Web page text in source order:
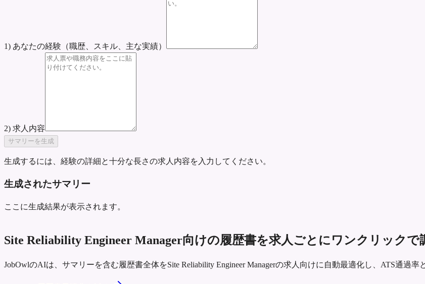
1) あなたの経験（職歴、スキル、主な実績）
2) 求人内容
サマリーを生成
生成するには、経験の詳細と十分な長さの求人内容を入力してください。
生成されたサマリー
ここに生成結果が表示されます。
Site Reliability Engineer Manager向けの履歴書を求人ごとにワンクリックで
JobOwlのAIは、サマリーを含む履歴書全体をSite Reliability Engineer Managerの求人向けに自動最適化し、ATS通過率